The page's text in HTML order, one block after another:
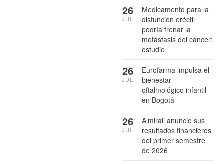
Medicamento para la
disfunción eréctil
podría frenar la
metástasis del cáncer:
estudio
26
JUL
Eurofarma impulsa el
bienestar
oftalmológico infantil
en Bogotá
26
JUL
Almirall anuncio sus
resultados financieros
del primer semestre
de 2026
26
JUL